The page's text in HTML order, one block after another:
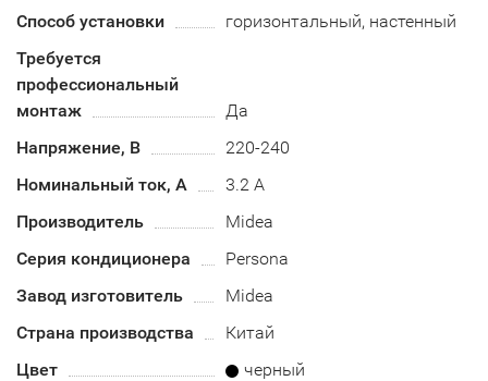
Способ установки
горизонтальный, настенный
Требуется
профессиональный
монтаж
Да
Напряжение, В
220-240
Номинальный ток, А
3.2 А
Производитель
Midea
Серия кондиционера
Persona
Завод изготовитель
Midea
Страна производства
Китай
Цвет
черный